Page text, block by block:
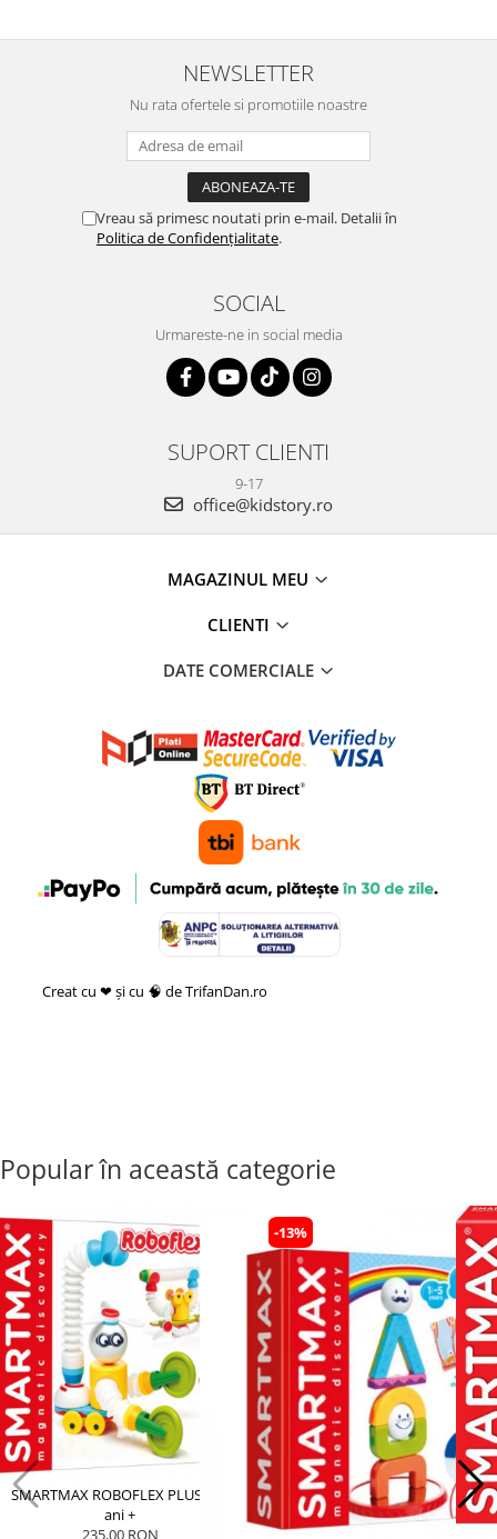
NEWSLETTER
Nu rata ofertele si promotiile noastre
Vreau să primesc noutati prin e-mail. Detalii în
Politica de Confidențialitate.
SOCIAL
Urmareste-ne in social media
SUPORT CLIENTI
9-17
office@kidstory.ro
MAGAZINUL MEU
CLIENTI
DATE COMERCIALE
Creat cu ❤ și cu 🧠 de TrifanDan.ro
Popular în această categorie
SMARTMAX ROBOFLEX PLUS, 2-3
ani +
235,00 RON
-13%